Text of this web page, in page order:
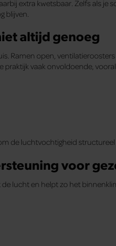
extra kwetsbaar. Zelfs als je
blijven.
altijd genoeg
Ramen open,
praktijk vaak onvoldoende,
de luchtvochtigheid structureel
voor
lucht en helpt zo het